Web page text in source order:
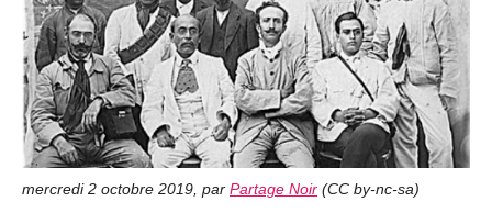
mercredi 2 octobre 2019, par Partage Noir (CC by-nc-sa)